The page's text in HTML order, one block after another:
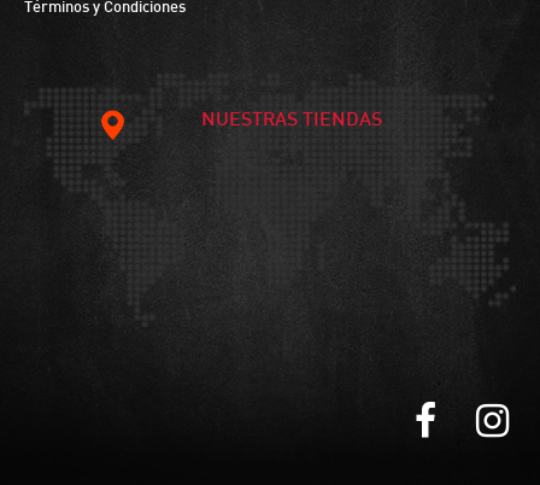
Términos y Condiciones
NUESTRAS TIENDAS